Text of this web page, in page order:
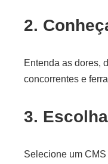
2.
Entenda as dores,
concorrentes e
3.
Selecione um